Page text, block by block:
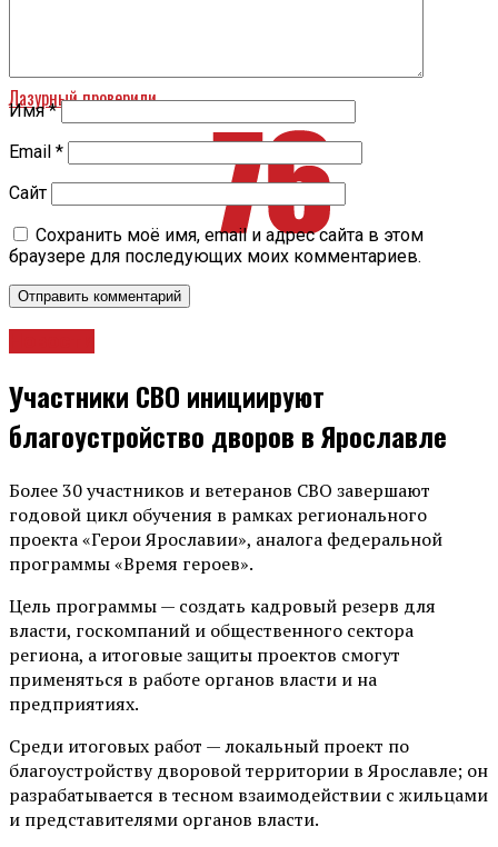
Лазурный проверили
Имя*
Email *
Сайт
Сохранить моё имя, email и адрес сайта в этом
браузере для последующих моих комментариев.
Участники СВО инициируют
благоустройство дворов в Ярославле
Более 30 участников и ветеранов СВО завершают
годовой цикл обучения в рамках регионального
проекта «Герои Ярославии», аналога федеральной
программы «Время героев».
Цель программы — создать кадровый резерв для
власти, госкомпаний и общественного сектора
региона, а итоговые защиты проектов смогут
применяться в работе органов власти и на
предприятиях.
Среди итоговых работ — локальный проект по
благоустройству дворовой территории в Ярославле; он
разрабатывается в тесном взаимодействии с жильцами
и представителями органов власти.